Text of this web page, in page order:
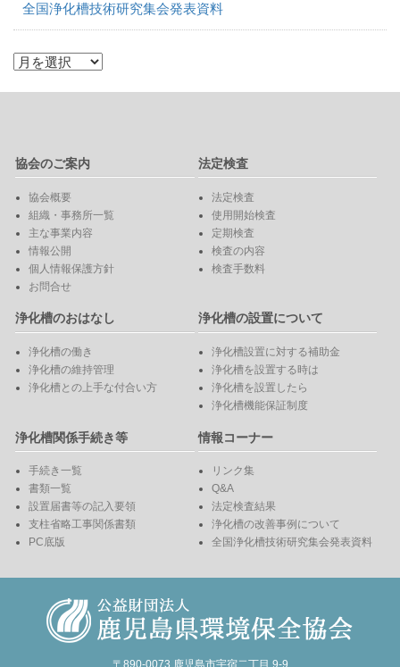
全国浄化槽技術研究集会発表資料
協会のご案内
協会概要
組織・事務所一覧
主な事業内容
情報公開
個人情報保護方針
お問合せ
法定検査
法定検査
使用開始検査
定期検査
検査の内容
検査手数料
浄化槽のおはなし
浄化槽の働き
浄化槽の維持管理
浄化槽との上手な付合い方
浄化槽の設置について
浄化槽設置に対する補助金
浄化槽を設置する時は
浄化槽を設置したら
浄化槽機能保証制度
浄化槽関係手続き等
手続き一覧
書類一覧
設置届書等の記入要領
支柱省略工事関係書類
PC底版
情報コーナー
リンク集
Q&A
法定検査結果
浄化槽の改善事例について
全国浄化槽技術研究集会発表資料
〒890-0073 鹿児島市宇宿二丁目 9-9